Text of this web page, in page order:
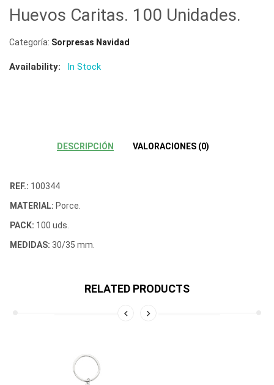
Huevos Caritas. 100 Unidades.
Categoría: Sorpresas Navidad
Availability: In Stock
DESCRIPCIÓN VALORACIONES (0)
REF.: 100344
MATERIAL: Porce.
PACK: 100 uds.
MEDIDAS: 30/35 mm.
RELATED PRODUCTS